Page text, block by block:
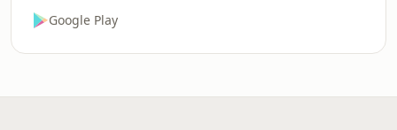
Google Play